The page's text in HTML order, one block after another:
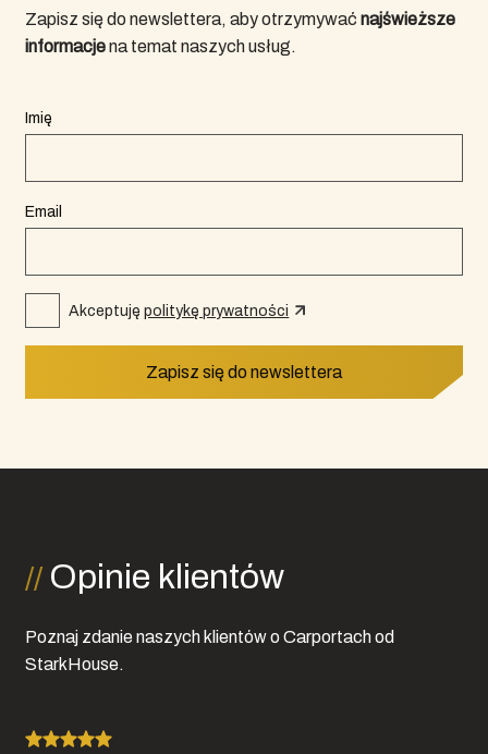
Zapisz się do newslettera, aby otrzymywaćnajświeższe
informacjena temat naszych usług.
Imię
Email
Akceptujępolitykę prywatności
Zapisz się do newslettera
Opinie klientów
Poznaj zdanie naszych klientów o Carportach od
StarkHouse.